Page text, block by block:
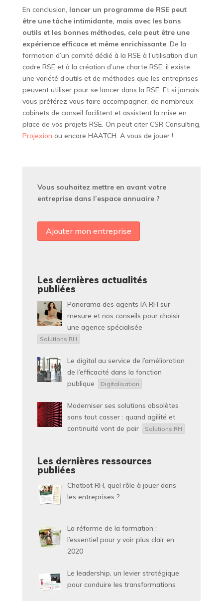
En conclusion, lancer un programme de RSE peut
être une tâche intimidante, mais avec les bons
outils et les bonnes méthodes, cela peut être une
expérience efficace et même enrichissante. De la
formation d’un comité dédié à la RSE à l’utilisation d’un
cadre RSE et à la création d’une charte RSE, il existe
une variété d’outils et de méthodes que les entreprises
peuvent utiliser pour se lancer dans la RSE. Et si jamais
vous préférez vous faire accompagner, de nombreux
cabinets de conseil facilitent et assistent la mise en
place de vos projets RSE. On peut citer CSR Consulting,
Projexion ou encore HAATCH. A vous de jouer !
Vous souhaitez mettre en avant votre
entreprise dans l’espace annuaire ?
Ajouter mon entreprise
Les dernières actualités
publiées
Panorama des agents IA RH sur
mesure et nos conseils pour choisir
une agence spécialisée
Solutions RH
Le digital au service de l’amélioration
de l’efficacité dans la fonction
publique
Digitalisation
Moderniser ses solutions obsolètes
sans tout casser : quand agilité et
continuité vont de pair
Solutions RH
Les dernières ressources
publiées
Chatbot RH, quel rôle à jouer dans
les entreprises ?
La réforme de la formation :
l’essentiel pour y voir plus clair en
2020
Le leadership, un levier stratégique
pour conduire les transformations